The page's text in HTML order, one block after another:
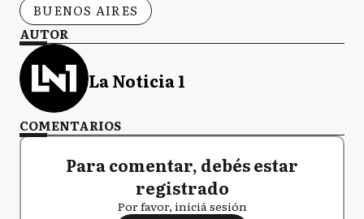
BUENOS AIRES
AUTOR
La Noticia 1
COMENTARIOS
Para comentar, debés estar
registrado
Por favor, iniciá sesión